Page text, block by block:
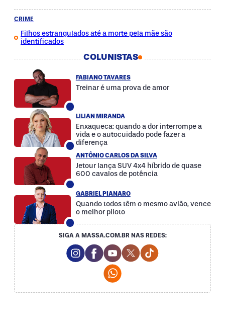
CRIME
Filhos estrangulados até a morte pela mãe são
identificados
COLUNISTAS
FABIANO TAVARES
Treinar é uma prova de amor
LILIAN MIRANDA
Enxaqueca: quando a dor interrompe a
vida e o autocuidado pode fazer a
diferença
ANTÔNIO CARLOS DA SILVA
Jetour lança SUV 4x4 híbrido de quase
600 cavalos de potência
GABRIEL PIANARO
Quando todos têm o mesmo avião, vence
o melhor piloto
SIGA A MASSA.COM.BR NAS REDES:
Instagram Social Media
Facebook Social Media
Youtube Social Media
Twitter Social Media
Tiktok Social